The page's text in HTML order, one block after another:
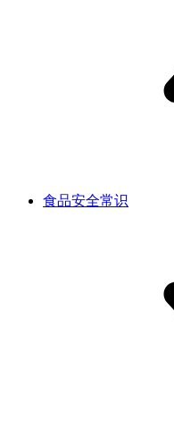
食品安全常识